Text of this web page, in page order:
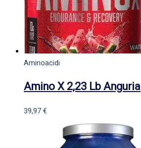
Aminoacidi
Amino X 2,23 Lb Anguria
39,97 €